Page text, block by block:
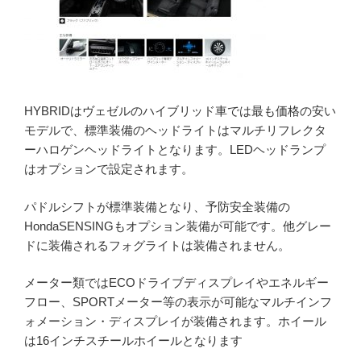
HYBRIDはヴェゼルのハイブリッド車では最も価格の安い
モデルで、標準装備のヘッドライトはマルチリフレクタ
ーハロゲンヘッドライトとなります。LEDヘッドランプ
はオプションで設定されます。
パドルシフトが標準装備となり、予防安全装備の
HondaSENSINGもオプション装備が可能です。他グレー
ドに装備されるフォグライトは装備されません。
メーター類ではECOドライブディスプレイやエネルギー
フロー、SPORTメーター等の表示が可能なマルチインフ
ォメーション・ディスプレイが装備されます。ホイール
は16インチスチールホイールとなります